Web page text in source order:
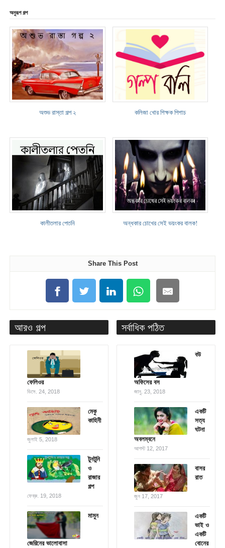
অনুরূপ গল্প
অশুভ রাস্তা গল্প ২ কলিজা খোর শিক্ষক পিশাচ
কালীতলার পেতনি অন্ধকার চোখের সেই ভয়ংকর বালক!
Share This Post
আরও গল্প
ফেলিওর
ডিসে. 24, 2018
মেকু
কাহিনী
জুলাই 5, 2018
টুনটুনি
ও
রাজার
গল্প
ফেব্রু. 19, 2018
মামুন
জেরিনের ভালোবাসা
সর্বাধিক পঠিত
বউ
অফিসের বস
জানু. 23, 2018
একটি
সত্য
ঘটনা
অবলম্বনে
আগস্ট 12, 2017
বাসর
রাত
জুন 17, 2017
একটি
ভাই ও
একটি
বোনের